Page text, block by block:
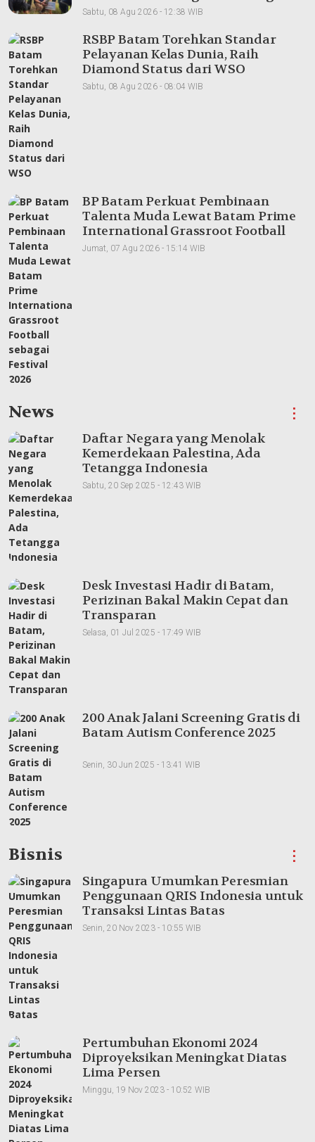
Sei Nongsa
Sabtu, 08 Agu 2026 - 12:38 WIB
RSBP Batam Torehkan Standar
Pelayanan Kelas Dunia, Raih
Diamond Status dari WSO
Sabtu, 08 Agu 2026 - 08:04 WIB
BP Batam Perkuat Pembinaan
Talenta Muda Lewat Batam Prime
International Grassroot Football
sebagai Festival 2026
Jumat, 07 Agu 2026 - 15:14 WIB
News ⋮
Daftar Negara yang Menolak
Kemerdekaan Palestina, Ada
Tetangga Indonesia
Sabtu, 20 Sep 2025 - 12:43 WIB
Desk Investasi Hadir di Batam,
Perizinan Bakal Makin Cepat dan
Transparan
Selasa, 01 Jul 2025 - 17:49 WIB
200 Anak Jalani Screening Gratis di
Batam Autism Conference 2025
Senin, 30 Jun 2025 - 13:41 WIB
Bisnis ⋮
Singapura Umumkan Peresmian
Penggunaan QRIS Indonesia untuk
Transaksi Lintas Batas
Senin, 20 Nov 2023 - 10:55 WIB
Pertumbuhan Ekonomi 2024
Diproyeksikan Meningkat Diatas
Lima Persen
Minggu, 19 Nov 2023 - 10:52 WIB